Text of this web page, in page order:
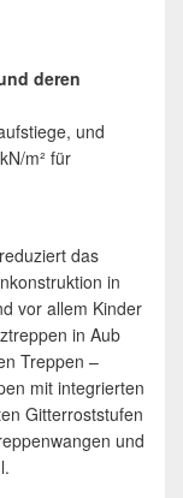
deren
und
m² für
das
in
vor allem Kinder
in Aub
Treppen –
mit integrierten
Gitterroststufen
und